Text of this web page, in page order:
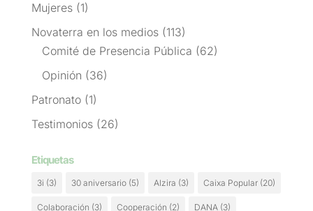
Mujeres(1)
Novaterra en los medios(113)
Comité de Presencia Pública (62)
Opinión (36)
Patronato(1)
Testimonios(26)
Etiquetas
3i (3) 30 aniversario(5) Alzira (3) Caixa Popular(20)
Colaboración (3) Cooperación (2) DANA(3)